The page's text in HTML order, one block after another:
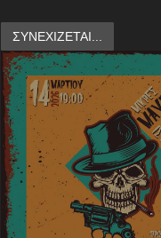
ΣΥΝΕΧΊΖΕΤΑΙ...